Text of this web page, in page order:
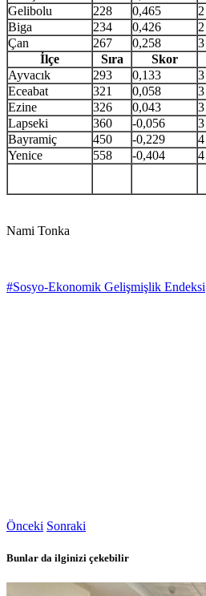
Gelibolu
228 0,465
2
Biga
234 0,426
2
Çan
267 0,258
3
İlçe
Sıra Skor
Ayvacık
293 0,133
3
Eceabat
321 0,058
3
Ezine
326 0,043
3
Lapseki
360 -0,056
3
Bayramiç
450 -0,229
4
Yenice
558 -0,404 4
Nami Tonka
#Sosyo-Ekonomik Gelişmişlik Endeksi
Önceki Sonraki
Bunlar da ilginizi çekebilir